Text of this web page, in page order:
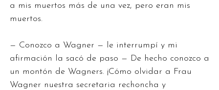
a mis muertos más de una vez, pero eran mis
muertos.
— Conozco a Wagner — le interrumpí y mi
afirmación la sacó de paso — De hecho conozco a
un montón de Wagners. ¡Cómo olvidar a Frau
Wagner nuestra secretaria rechoncha y